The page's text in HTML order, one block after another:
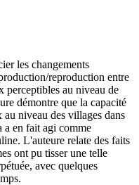
les changements
reproduction entre
perceptibles au niveau de
démontre que la capacité
au niveau des villages dans
en fait agi comme
L'auteure relate des faits
ont pu tisser une telle
avec quelques